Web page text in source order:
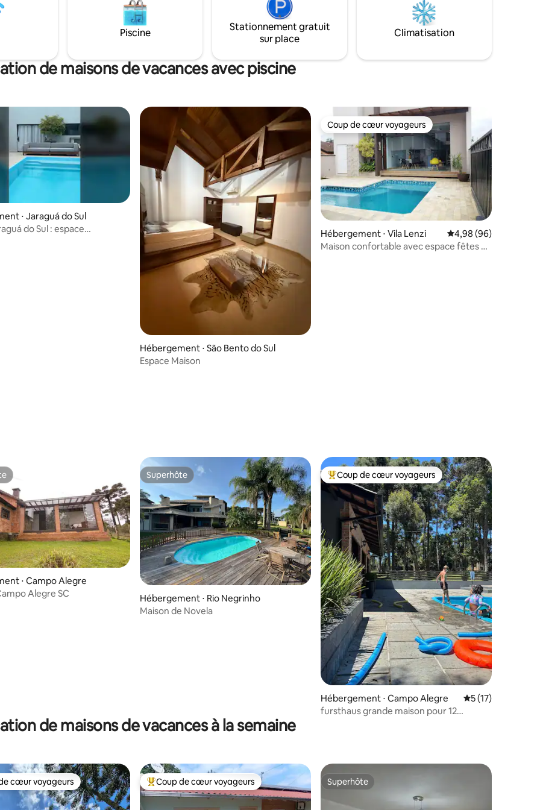
chauffant et la douche double font du
séjour une expérience encore plus
spéciale. Parfait pour un week-end en
amoureux ou pour profiter de quelques
Piscine
Stationnement gratuit
sur place
Climatisation
de maisons de vacances avec piscine
⋅ Jaraguá do Sul
do Sul : espace
Hébergement ⋅ São Bento do Sul
Espace Maison
Coup de cœur voyageurs
Coup de cœur voyageurs
Hébergement ⋅ Vila Lenzi Évaluation moyenne
4,98 (96)
Maison confortable avec espace fêtes et
⋅ Campo Alegre
Alegre SC
Superhôte
Superhôte
Hébergement ⋅ Rio Negrinho
Maison de Novela
Coups de cœur voyageurs les plus appréciés
Coup de cœur voyageurs
Hébergement ⋅ Campo Alegre Évaluation
5 (17)
fursthaus grande maison pour 12
de maisons de vacances à la semaine
cœur voyageurs les plus appréciés
cœur voyageurs Coups de cœur voyageurs les plus appréciés
Coup de cœur voyageurs Superhôte
Superhôte